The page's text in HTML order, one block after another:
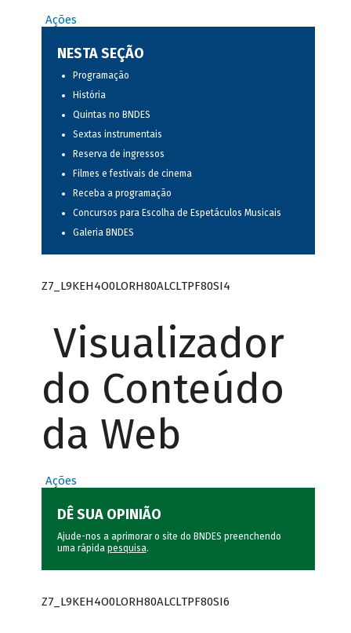
Ações
NESTA SEÇÃO
Programação
História
Quintas no BNDES
Sextas instrumentais
Reserva de ingressos
Filmes e festivais de cinema
Receba a programação
Concursos para Escolha de Espetáculos Musicais
Galeria BNDES
Z7_L9KEH4O0LORH80ALCLTPF80SI4
Visualizador
do Conteúdo
da Web
Ações
DÊ SUA OPINIÃO
Ajude-nos a aprimorar o site do BNDES preenchendo
uma rápida pesquisa.
Z7_L9KEH4O0LORH80ALCLTPF80SI6